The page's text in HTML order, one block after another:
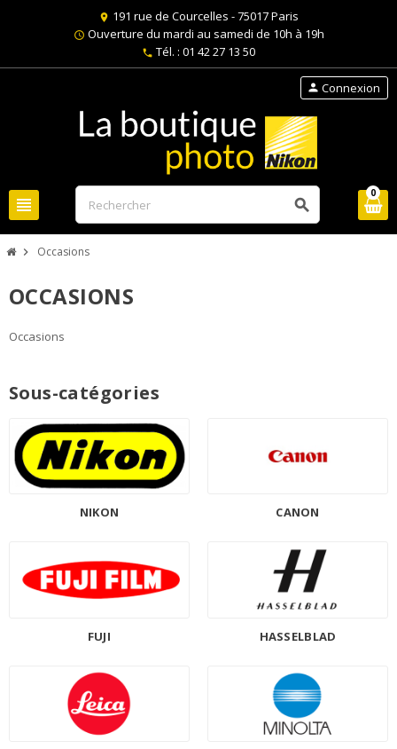
location_on 191 rue de Courcelles - 75017 Paris
schedule Ouverture du mardi au samedi de 10h à 19h
phone Tél. : 01 42 27 13 50
view_headline search
person Connexion
0
chevron_right Occasions
OCCASIONS
Occasions
Sous-catégories
NIKON CANON
FUJI HASSELBLAD